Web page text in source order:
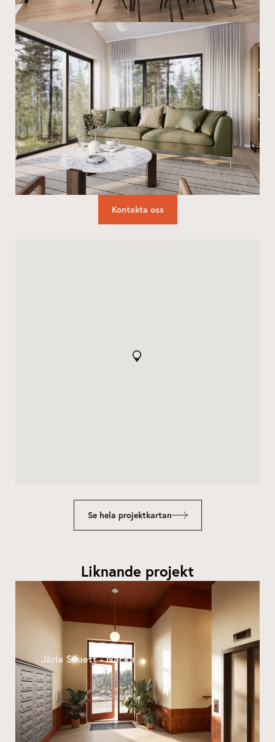
Kontakta oss
Se hela projektkartan
Liknande projekt
Järla Siluett - Nacka